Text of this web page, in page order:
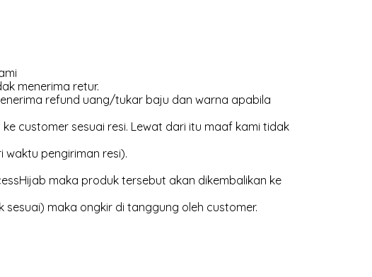
menerima retur.
refund uang/tukar baju dan warna apabila
customer sesuai resi. Lewat dari itu maaf kami tidak
pengiriman resi).
maka produk tersebut akan dikembalikan ke
maka ongkir di tanggung oleh customer.